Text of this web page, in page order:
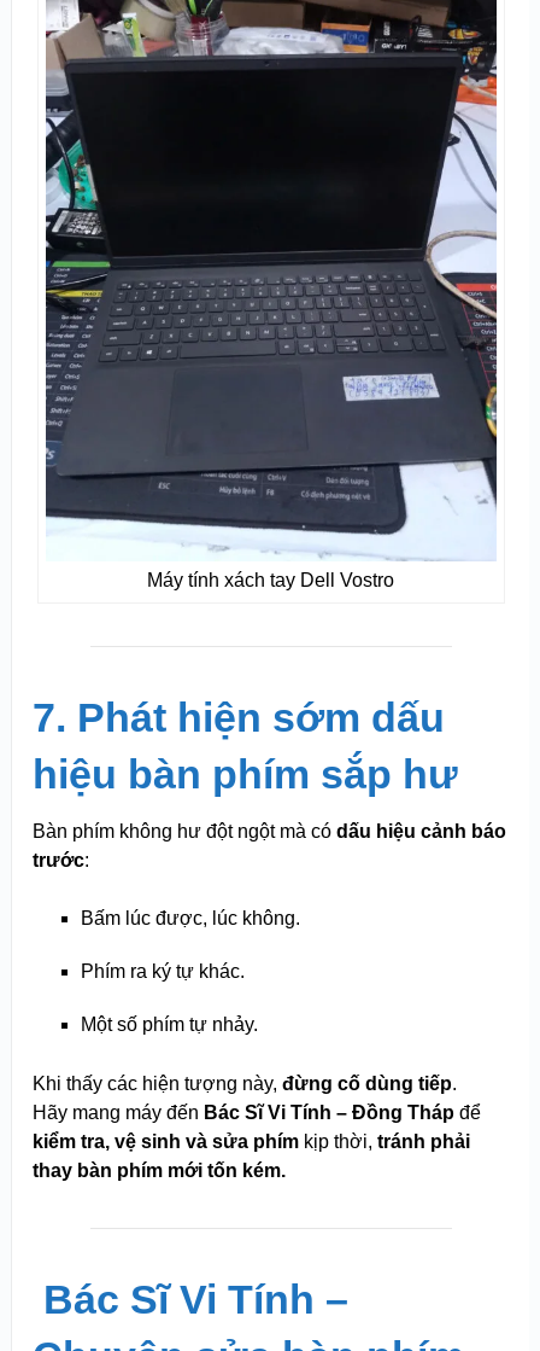
Máy tính xách tay Dell Vostro
7. Phát hiện sớm dấu
hiệu bàn phím sắp hư
Bàn phím không hư đột ngột mà có dấu hiệu cảnh báo
trước:
Bấm lúc được, lúc không.
Phím ra ký tự khác.
Một số phím tự nhảy.
Khi thấy các hiện tượng này, đừng cố dùng tiếp.
Hãy mang máy đến Bác Sĩ Vi Tính – Đồng Thápđể
kiểm tra, vệ sinh và sửa phímkịp thời, tránh phải
thay bàn phím mới tốn kém.
Bác Sĩ Vi Tính –